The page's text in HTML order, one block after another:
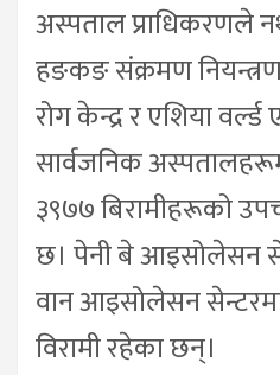
अस्पताल प्राधिकरणले
हङकङ संक्रमण
रोग केन्द्र र एशिया
सार्वजनिक
३९७७ बिरामीहरूको
छ। पेनी बे आइसोलेसन
वान आइसोलेसन
विरामी रहेका छन्।